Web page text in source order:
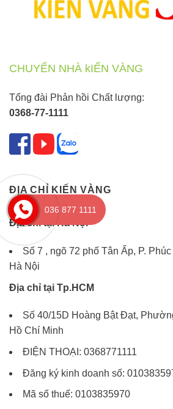
CHUYỂN NHÀ kIẾN VÀNG
Tổng đài Phản hồi Chất lượng:
0368-77-1111
ĐỊA CHỈ KIẾN VÀNG
Địa chỉ tại Hà Nội
Số 7 , ngõ 72 phố Tân Ấp, P.
Hà Nội
Địa chỉ tại Tp.HCM
Số 40/15D Hoàng Bật Đạt,
Hồ Chí Minh
ĐIỆN THOẠI: 0368771111
Đăng ký kinh doanh số:
Mã số thuế: 0103835970
036 877 1111